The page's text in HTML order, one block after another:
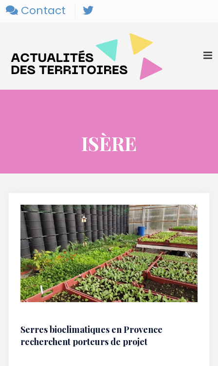
Contact
ISÈRE
Serres bioclimatiques en Provence
recherchent porteurs de projet